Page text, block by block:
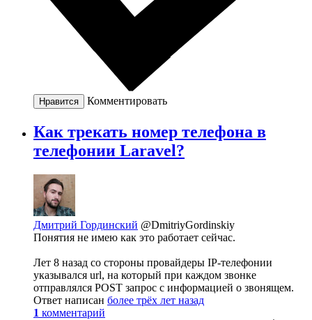
Нравится Комментировать
Как трекать номер телефона в
телефонии Laravel?
Дмитрий Гординский @DmitriyGordinskiy
Понятия не имею как это работает сейчас.
Лет 8 назад со стороны провайдеры IP-телефонии
указывался url, на который при каждом звонке
отправлялся POST запрос с информацией о звонящем.
Ответ написан более трёх лет назад
1 комментарий